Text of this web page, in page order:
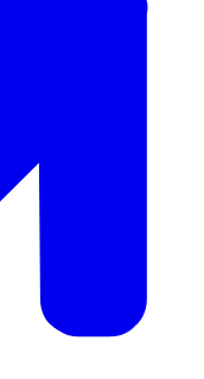
advies geven.
vraag